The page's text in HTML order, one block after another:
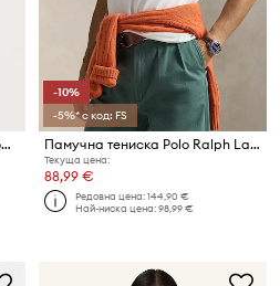
Велурени мокасини Alohas Rowan
-10%
-5%* с код: FS
Памучна тениска Polo Ralph Lauren
Текуща цена:
88,99 €
Редовна цена:144,90 €
Най-ниска цена:98,99 €